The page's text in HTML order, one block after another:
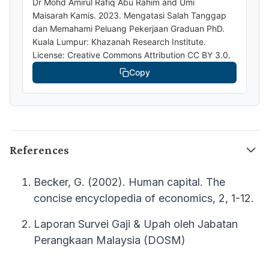
Dr Mohd Amirul Rafiq Abu Rahim and Umi
Maisarah Kamis. 2023. Mengatasi Salah Tanggap
dan Memahami Peluang Pekerjaan Graduan PhD.
Kuala Lumpur: Khazanah Research Institute.
License: Creative Commons Attribution CC BY 3.0.
Copy
References
Becker, G. (2002). Human capital. The
concise encyclopedia of economics, 2, 1-12.
Laporan Survei Gaji & Upah oleh Jabatan
Perangkaan Malaysia (DOSM)